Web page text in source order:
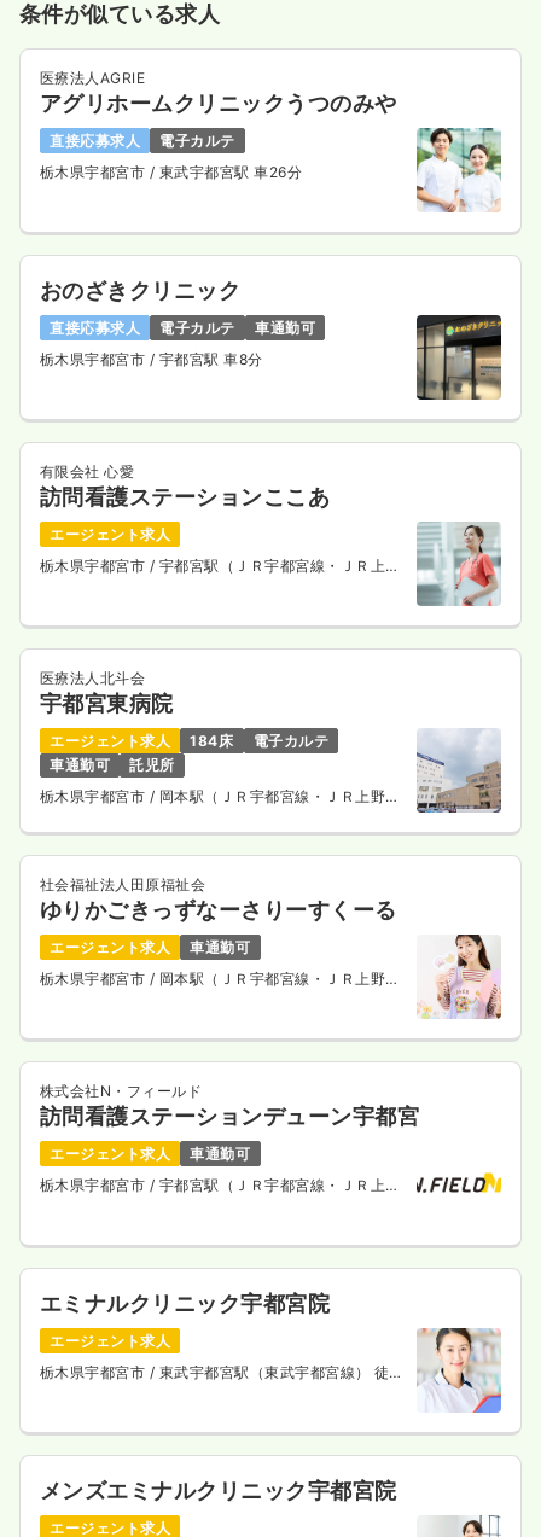
条件が似ている求人
医療法人AGRIE
アグリホームクリニックうつのみや
直接応募求人
電子カルテ
栃木県宇都宮市 / 東武宇都宮駅 車26分
おのざきクリニック
直接応募求人 電子カルテ
車通勤可
栃木県宇都宮市 / 宇都宮駅 車8分
有限会社 心愛
訪問看護ステーションここあ
エージェント求人
栃木県宇都宮市 / 宇都宮駅（ＪＲ宇都宮線・ＪＲ上野
医療法人北斗会
宇都宮東病院
エージェント求人 184床
電子カルテ
車通勤可
託児所
栃木県宇都宮市 / 岡本駅（ＪＲ宇都宮線・ＪＲ上野東
社会福祉法人田原福祉会
ゆりかごきっずなーさりーすくーる
エージェント求人
車通勤可
栃木県宇都宮市 / 岡本駅（ＪＲ宇都宮線・ＪＲ上野東
株式会社N・フィールド
訪問看護ステーションデューン宇都宮
エージェント求人
車通勤可
栃木県宇都宮市 / 宇都宮駅（ＪＲ宇都宮線・ＪＲ上野
エミナルクリニック宇都宮院
エージェント求人
栃木県宇都宮市 / 東武宇都宮駅（東武宇都宮線） 徒歩
メンズエミナルクリニック宇都宮院
エージェント求人